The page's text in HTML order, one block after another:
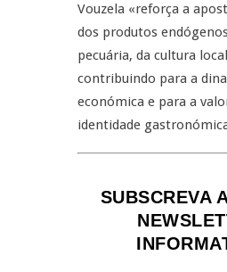
Vouzela «reforça a
dos produtos
pecuária, da cultura
contribuindo para a
económica e para a
identidade
SUBSCREVA